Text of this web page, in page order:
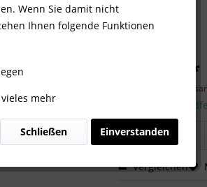
30,00 € *
zzgl.
Sofort
Vergleichen
Wenn Sie damit nicht
Ihnen folgende Funktionen
mehr
Einverstanden
Schließen